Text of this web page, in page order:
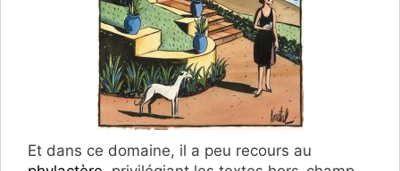
Et dans ce domaine, il a peu recours au